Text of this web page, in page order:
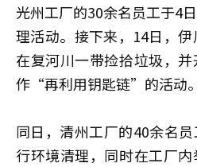
光州工厂的30余名员工于4
理活动。接下来，14日，
在复河川一带捡拾垃圾，
作“再利用钥匙链”的活动。
同日，清州工厂的40余名
行环境清理，同时在工厂